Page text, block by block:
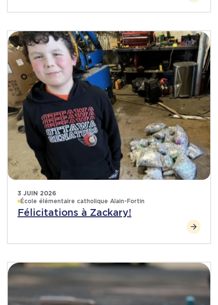
3 JUIN 2026
École élémentaire catholique Alain-Fortin
Félicitations à Zackary!